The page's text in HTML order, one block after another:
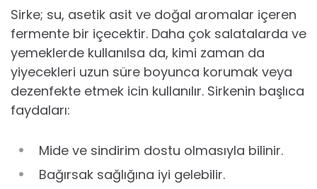
Sirke; su, asetik asit ve doğal aromalar içeren
fermente bir içecektir. Daha çok salatalarda ve
yemeklerde kullanılsa da, kimi zaman da
yiyecekleri uzun süre boyunca korumak veya
dezenfekte etmek icin kullanılır. Sirkenin başlıca
faydaları:
Mide ve sindirim dostu olmasıyla bilinir.
Bağırsak sağlığına iyi gelebilir.